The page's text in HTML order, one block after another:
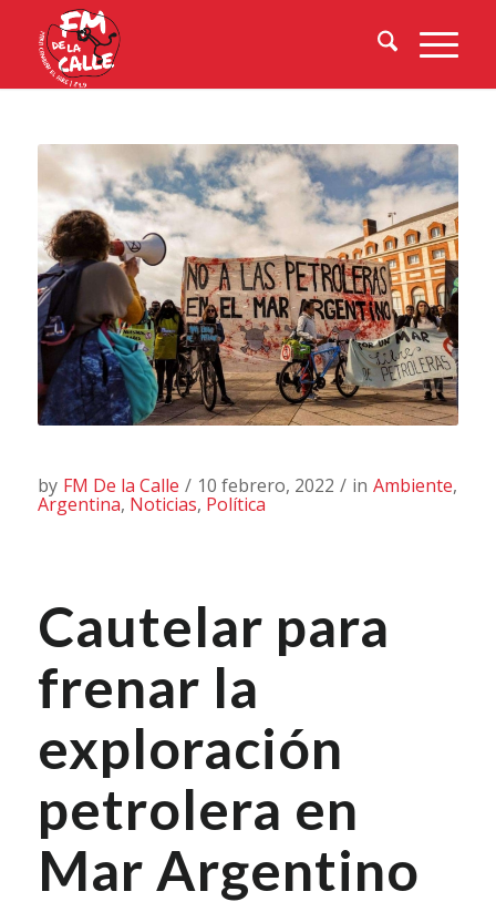
by FM De la Calle / 10 febrero, 2022 / in Ambiente,
Argentina, Noticias, Política
Cautelar para
frenar la
exploración
petrolera en
Mar Argentino